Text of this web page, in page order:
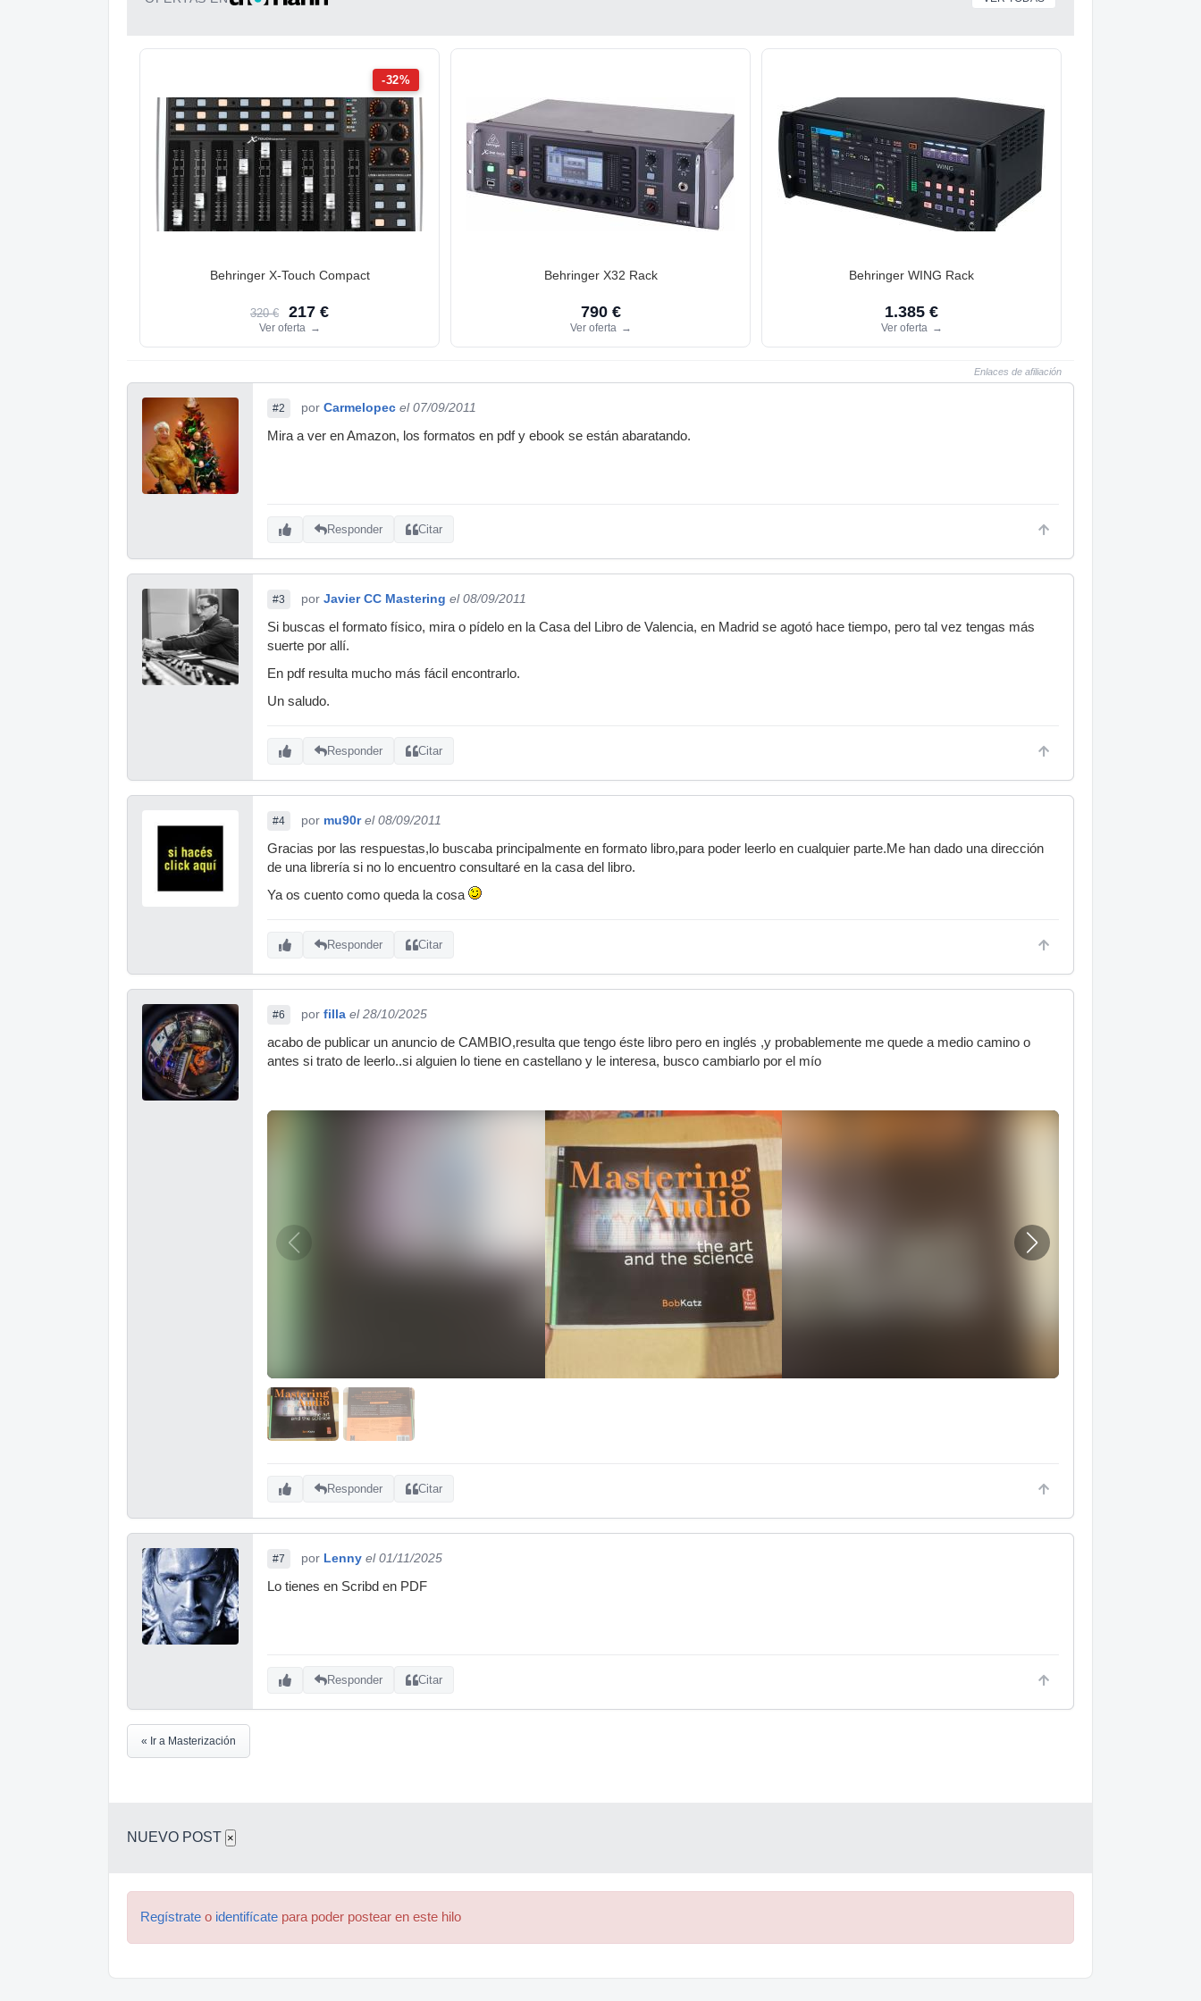
-32%
Behringer X-Touch Compact
320 € 217 €
Ver oferta →
Behringer X32 Rack
790 €
Ver oferta →
Behringer WING Rack
1.385 €
Ver oferta →
Enlaces de afiliación
#2 por Carmelopec el 07/09/2011
Mira a ver en Amazon, los formatos en pdf y ebook se están abaratando.
Responder Citar
#3 por Javier CC Mastering el 08/09/2011
Si buscas el formato físico, mira o pídelo en la Casa del Libro de Valencia, en Madrid se agotó hace tiempo, pero tal vez tengas más
suerte por allí.
En pdf resulta mucho más fácil encontrarlo.
Un saludo.
Responder Citar
#4 por mu90r el 08/09/2011
Gracias por las respuestas,lo buscaba principalmente en formato libro,para poder leerlo en cualquier parte.Me han dado una dirección
de una librería si no lo encuentro consultaré en la casa del libro.
Ya os cuento como queda la cosa
Responder Citar
#6 por filla el 28/10/2025
acabo de publicar un anuncio de CAMBIO,resulta que tengo éste libro pero en inglés ,y probablemente me quede a medio camino o
antes si trato de leerlo..si alguien lo tiene en castellano y le interesa, busco cambiarlo por el mío
Responder Citar
#7 por Lenny el 01/11/2025
Lo tienes en Scribd en PDF
Responder Citar
« Ir a Masterización
NUEVO POST ×
Regístrate o identifícate para poder postear en este hilo